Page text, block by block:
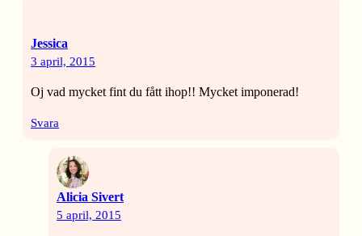
Jessica
3 april, 2015
Oj vad mycket fint du fått ihop!! Mycket imponerad!
Svara
Alicia Sivert
5 april, 2015